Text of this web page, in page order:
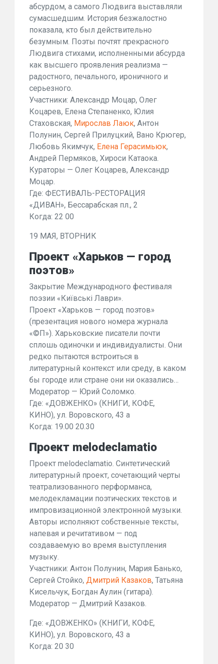
абсурдом, а самого Людвига выставляли
сумасшедшим. История безжалостно
показала, кто был действительно
безумным. Поэты почтят прекрасного
Людвига стихами, исполненными абсурда
как высшего проявления реализма —
радостного, печального, ироничного и
серьезного.
Участники: Александр Моцар, Олег
Коцарев, Елена Степаненко, Юлия
Стаховская, Мирослав Лаюк, Антон
Полунин, Сергей Прилуцкий, Вано Крюгер,
Любовь Якимчук, Елена Герасимьюк,
Андрей Пермяков, Хироси Катаока.
Кураторы — Олег Коцарев, Александр
Моцар.
Где: ФЕСТИВАЛЬ-РЕСТОРАЦИЯ
«ДИВАН», Бессарабская пл., 2
Когда: 22 00
19 МАЯ, ВТОРНИК
Проект «Харьков — город
поэтов»
Закрытие Международного фестиваля
поэзии «Київські Лаври».
Проект «Харьков — город поэтов»
(презентация нового номера журнала
«©П»). Харьковские писатели почти
сплошь одиночки и индивидуалисты. Они
редко пытаются встроиться в
литературный контекст или среду, в каком
бы городе или стране они ни оказались…
Модератор — Юрий Соломко.
Где: «ДОВЖЕНКО» (КНИГИ, КОФЕ,
КИНО), ул. Воровского, 43 а
Когда: 19.00 20.30
Проект melodeclamatio
Проект melodeclamatio. Синтетический
литературный проект, сочетающий черты
театрализованного перформанса,
мелодекламации поэтических текстов и
импровизационной электронной музыки.
Авторы исполняют собственные тексты,
напевая и речитативом — под
создаваемую во время выступления
музыку.
Участники: Антон Полунин, Мария Банько,
Сергей Стойко, Дмитрий Казаков, Татьяна
Кисельчук, Богдан Аулин (гитара).
Модератор — Дмитрий Казаков.
Где: «ДОВЖЕНКО» (КНИГИ, КОФЕ,
КИНО), ул. Воровского, 43 а
Когда: 20 30